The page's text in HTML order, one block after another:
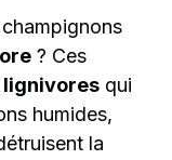
? Ces
lignivores qui
humides,
la